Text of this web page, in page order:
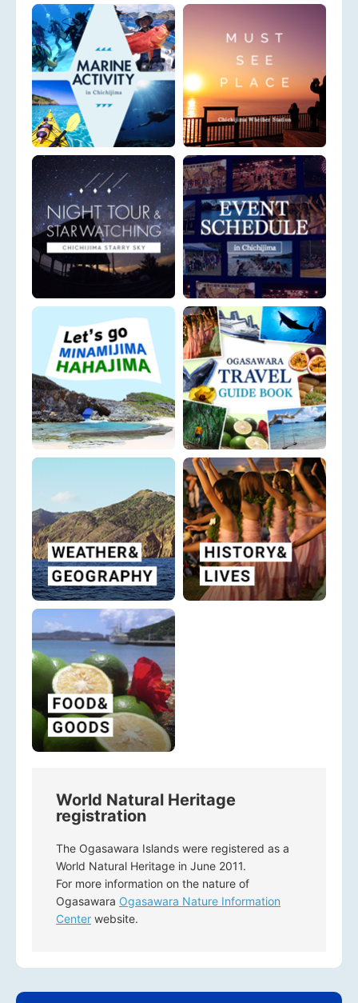
World Natural Heritage
registration
The Ogasawara Islands were registered as a
World Natural Heritage in June 2011.
For more information on the nature of
Ogasawara Ogasawara Nature Information
Center website.